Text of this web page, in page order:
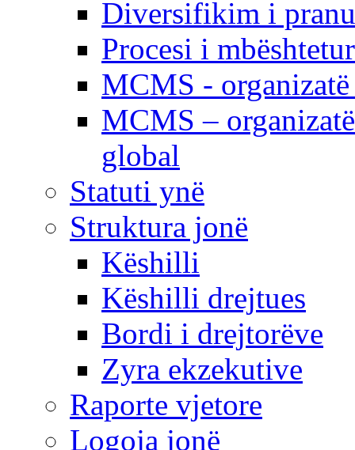
Diversifikim i
Procesi i
MCMS -
MCMS –
global
Statuti ynë
Struktura jonë
Këshilli
Këshilli drejtues
Bordi i drejtorëve
Zyra ekzekutive
Raporte vjetore
Logoja jonë